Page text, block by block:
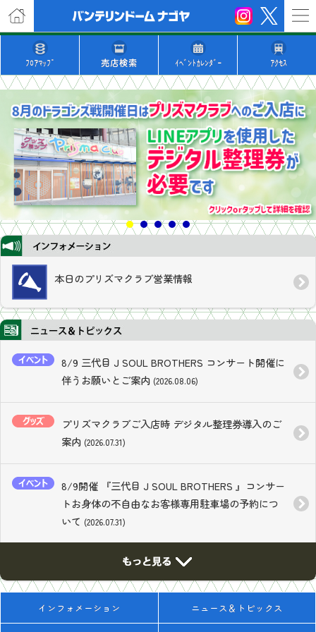
ﾌﾛｱﾏｯﾌﾟ 売店検索 ｲﾍﾞﾝﾄｶﾚﾝﾀﾞｰ ｱｸｾｽ
本日のプリズマクラブ営業情報
8/9 三代目 J SOUL BROTHERS コンサート開催に
伴うお願いとご案内 (2026.08.06)
プリズマクラブご入店時 デジタル整理券導入のご
案内 (2026.07.31)
8/9開催 『三代目 J SOUL BROTHERS 』コンサー
トお身体の不自由なお客様専用駐車場の予約につ
いて (2026.07.31)
インフォメーション ニュース＆トピックス